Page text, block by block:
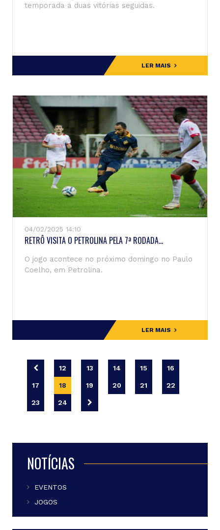
temporada a duas vitórias seguidas.
LER MAIS
04/02/2025 14:10
RETRÔ VISITA O PETROLINA PELA 7ª RODADA...
O jogo acontece no próximo domingo no Paulo
Coelho, em Petrolina.
LER MAIS
12 13 14 15 16
17 18 19 20 21 22
23 24
NOTÍCIAS
EVENTOS
JOGOS